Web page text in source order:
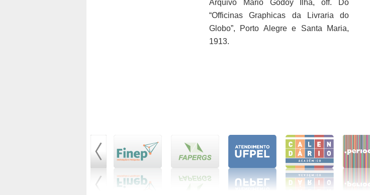
Arquivo Mario Godoy Ilha, off. Do
“Officinas Graphicas da Livraria do
Globo”, Porto Alegre e Santa Maria,
1913.